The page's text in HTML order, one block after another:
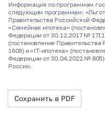
Информация по программам
следующим программам:
Правительства Российской
«Семейная ипотека»
Федерации от 30.12.2017 №
(постановление
1609) и «IT-ипотека»
Федерации от 30.04.2022 №
России.
Сохранить в PDF